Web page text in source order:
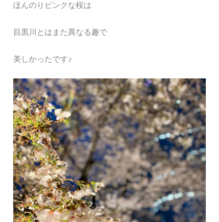
ほんのりピンクな桜は
目黒川とはまた異なる趣で
美しかったです♪